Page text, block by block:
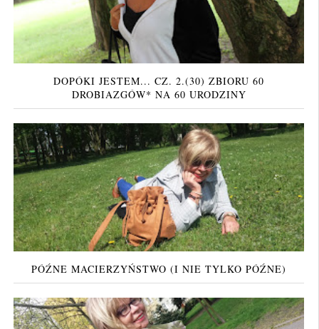
DOPÓKI JESTEM... CZ. 2.(30) ZBIORU 60
DROBIAZGÓW* NA 60 URODZINY
PÓŹNE MACIERZYŃSTWO (I NIE TYLKO PÓŹNE)